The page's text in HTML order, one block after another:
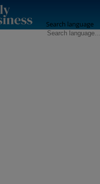
Search language